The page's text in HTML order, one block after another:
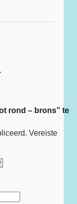
rond – brons” te
Vereiste